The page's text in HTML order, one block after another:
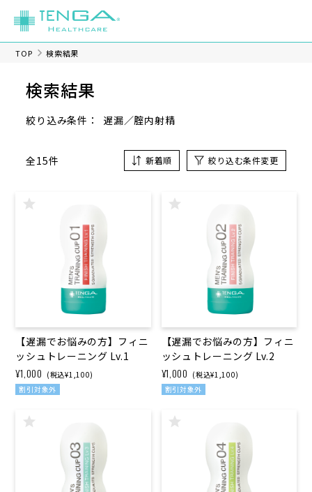
TOP 検索結果
検索結果
絞り込み条件： 遅漏／腟内射精
全15件 新着順 絞り込む条件変更
【遅漏でお悩みの方】フィニ
ッシュトレーニング Lv.1
¥1,000 (税込¥1,100)
割引対象外
【遅漏でお悩みの方】フィニ
ッシュトレーニング Lv.2
¥1,000 (税込¥1,100)
割引対象外